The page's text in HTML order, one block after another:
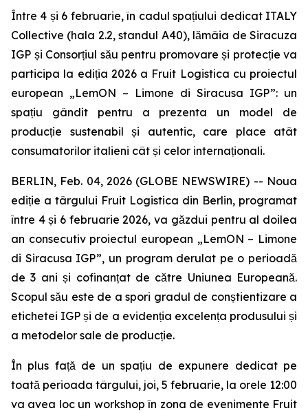
Între 4 și 6 februarie, în cadul spațiului dedicat ITALY
Collective (hala 2.2, standul A40), lămâia de Siracuza
IGP și Consorțiul său pentru promovare și protecție va
participa la ediția 2026 a Fruit Logistica cu proiectul
european „LemON – Limone di Siracusa IGP”: un
spațiu gândit pentru a prezenta un model de
producție sustenabil și autentic, care place atât
consumatorilor italieni cât și celor internaționali.
BERLIN, Feb. 04, 2026 (GLOBE NEWSWIRE) -- Noua
ediție a târgului Fruit Logistica din Berlin, programat
între 4 și 6 februarie 2026, va găzdui pentru al doilea
an consecutiv proiectul european „LemON – Limone
di Siracusa IGP”, un program derulat pe o perioadă
de 3 ani și cofinanțat de către Uniunea Europeană.
Scopul său este de a spori gradul de conștientizare a
etichetei IGP și de a evidenția excelența produsului și
a metodelor sale de producție.
În plus față de un spațiu de expunere dedicat pe
toată perioada târgului, joi, 5 februarie, la orele 12:00
va avea loc un workshop în zona de evenimente Fruit